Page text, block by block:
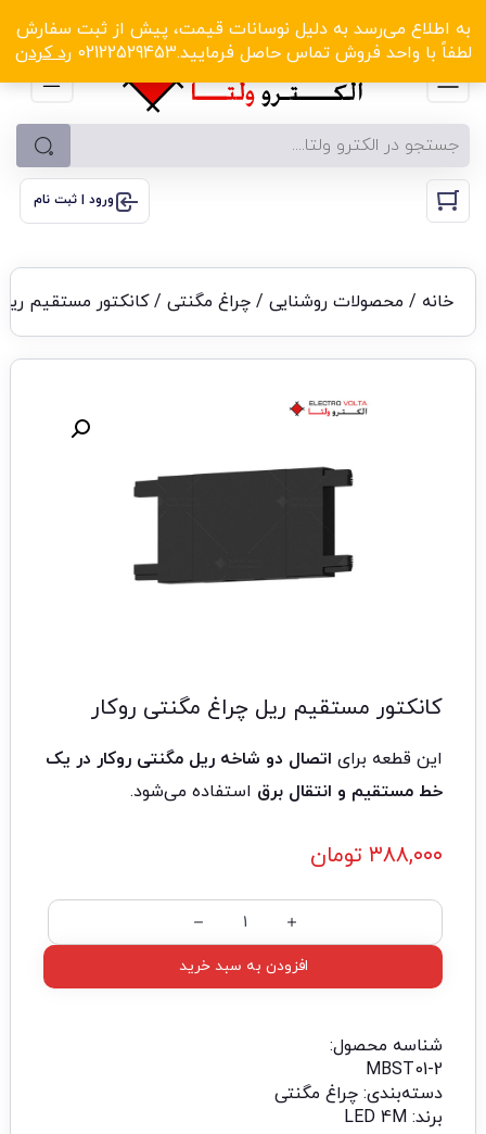
به اطلاع می‌رسد به دلیل نوسانات قیمت، پیش از ثبت سفارش
لطفاً با واحد فروش تماس حاصل فرمایید.02122529453
رد کردن
الکترو ولتا با تخفیف‌های شگفت‌انگیز! کلیک کنید
ورود | ثبت نام
خانه / محصولات روشنایی/ چراغ مگنتی/ کانکتور مستقیم ریل
کانکتور مستقیم ریل چراغ مگنتی روکار
این قطعه برای اتصال دو شاخه ریل مگنتی روکار در یک
خط مستقیم و انتقال برق استفاده می‌شود.
۳۸۸,۰۰۰ تومان
افزودن به سبد خرید
شناسه محصول:
MBST01-2
دسته‌بندی: چراغ مگنتی
برند: LED 4M